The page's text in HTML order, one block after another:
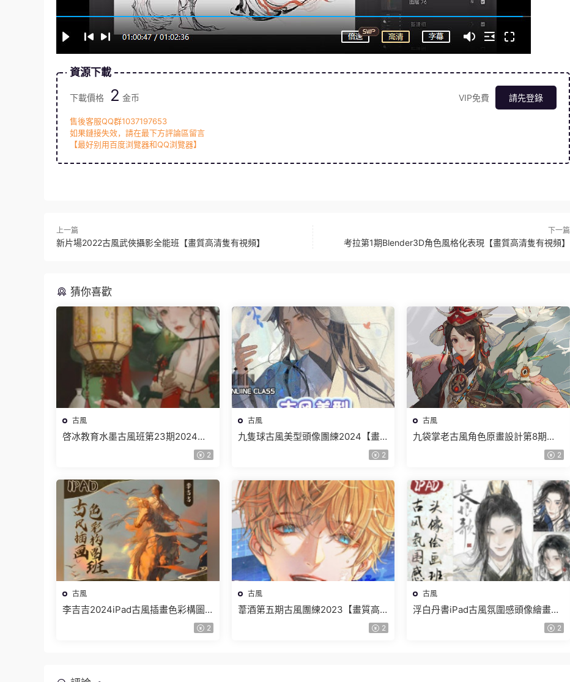
資源下載
下載價格 2 金币 VIP免費 請先登錄
售後客服QQ群1037197653
如果鏈接失效，請在最下方評論區留言
【最好别用百度浏覽器和QQ浏覽器】
上一篇
新片場2022古風武俠攝影全能班【畫質高清隻有視頻】
下一篇
考拉第1期Blender3D角色風格化表現【畫質高清隻有視頻】
猜你喜歡
古風
啓冰教育水墨古風班第23期2024年
2
古風
九隻球古風美型頭像團練2024【畫
2
古風
九袋掌老古風角色原畫設計第8期
2
古風
李吉吉2024iPad古風插畫色彩構圖
2
古風
葦酒第五期古風團練2023【畫質高
2
古風
浮白丹書iPad古風氛圍感頭像繪畫班
2